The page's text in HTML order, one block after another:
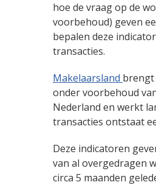
hoe de vraag op de
voorbehoud) geven
bepalen deze
transacties.
Makelaarsland brengt
onder voorbehoud
Nederland en werkt
transacties ontstaat
Deze indicatoren
van al overgedragen
circa 5 maanden